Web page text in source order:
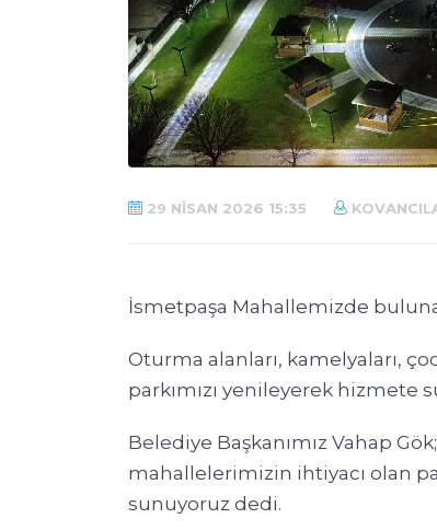
29 NISAN 2026 15:35
İsmetpaşa Mahallemizde
Oturma alanları, kamelyaları,
parkımızı yenileyerek hizmete
Belediye Başkanımız Vahap
mahallelerimizin ihtiyacı olan
sunuyoruz dedi.